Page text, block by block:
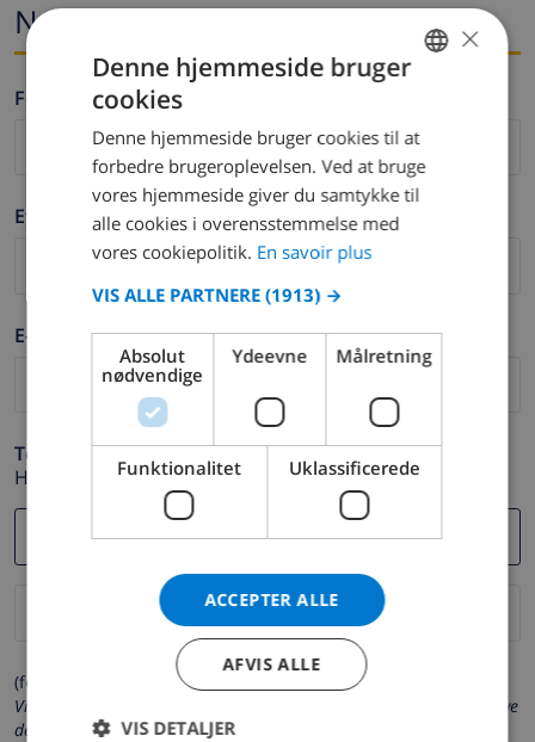
Navn og e-mail
Fornavn *
Efternavn *
E-mail *
Telefon *
Hvis din e-mail adresse ikke fungerer korrekt.
(felter markeret med * er obligatoriske)
Vi beskytter dit privatliv. Dine personlige oplysninger vil aldrig blive
delt med andre.
DUTCH
SPANISH
GERMAN
ITALIAN
NORWEGIAN
×
Denne hjemmeside bruger
cookies
Denne hjemmeside bruger cookies til at
forbedre brugeroplevelsen. Ved at bruge
vores hjemmeside giver du samtykke til
alle cookies i overensstemmelse med
vores cookiepolitik. En savoir plus
VIS ALLE PARTNERE (1913) →
Absolut
nødvendige
Ydeevne Målretning
Funktionalitet Uklassificerede
ACCEPTER ALLE
AFVIS ALLE
VIS DETALJER